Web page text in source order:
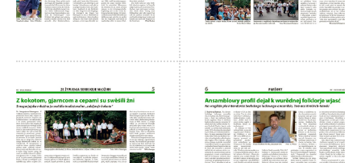
Nowy Casnik
online skazaś